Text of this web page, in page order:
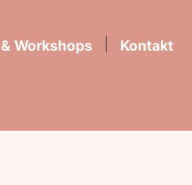
Workshops Kontakt